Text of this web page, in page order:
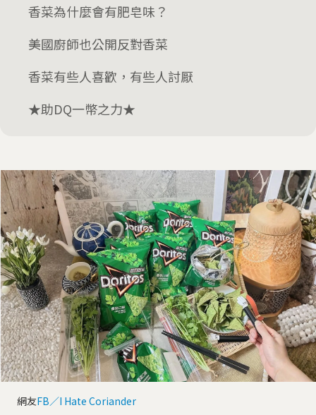
香菜為什麼會有肥皂味？
美國廚師也公開反對香菜
香菜有些人喜歡，有些人討厭
★助DQ一幣之力★
網友FB／I Hate Coriander